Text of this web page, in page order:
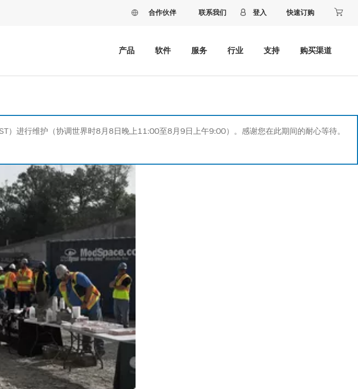
合作伙伴 联系我们 登入 快速订购
产品 软件 服务 行业 支持 购买渠道
进行维护（协调世界时8月8日晚上11:00至8月9日上午9:00）。感谢您在此期间的耐心等待。